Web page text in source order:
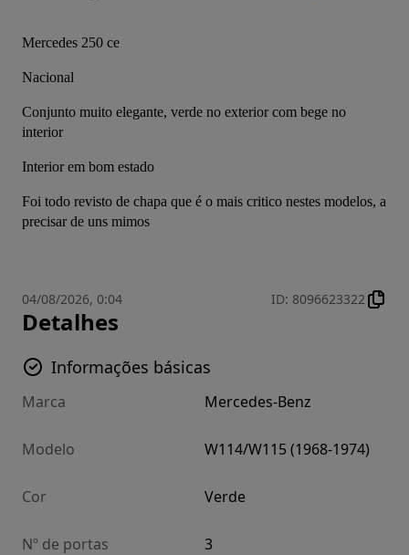
Mercedes 250 ce
Nacional
Conjunto muito elegante, verde no exterior com bege no
interior
Interior em bom estado
Foi todo revisto de chapa que é o mais critico nestes modelos, a
precisar de uns mimos
04/08/2026, 0:04 ID: 8096623322
Detalhes
Informações básicas
Marca Mercedes-Benz
Modelo W114/W115 (1968-1974)
Cor Verde
Nº de portas 3